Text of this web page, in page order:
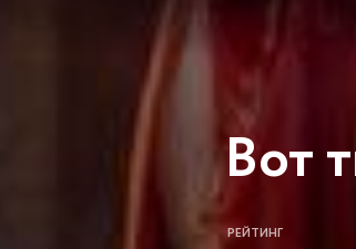
РЕЙТИНГ